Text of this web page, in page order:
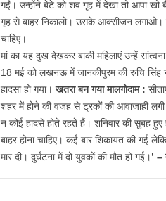
गईं। उन्होंने बेटे को शव गृह में देखा तो आपा खो
गृह से बाहर निकालो। उसके आक्सीजन लगाओ।
चाहिए।
मां का यह दुख देखकर बाकी महिलाएं उन्हें
18 मई को लखनऊ में जानकीपुरम की रुचि सिंह
हादसा हो गया।खतरा बन गया मालगोदाम :
शहर में होने की वजह से ट्रकों की आवाजाही
न कोई हादसे होते रहते हैं। शनिवार की सुबह हुए
बाहर होना चाहिए। कई बार शिकायत की गई
मार दी। दुर्घटना में दो युवकों की मौत हो गई।’ –